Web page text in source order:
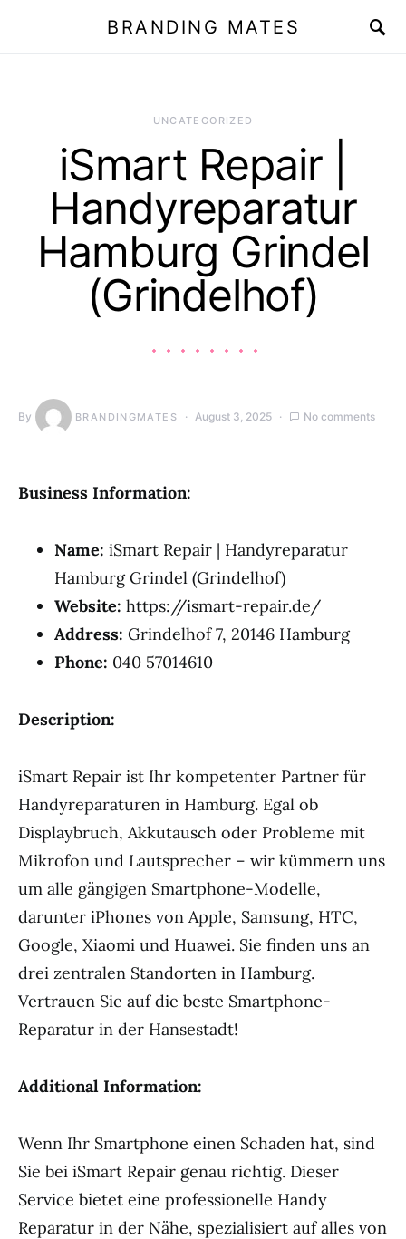
BRANDING MATES
UNCATEGORIZED
iSmart Repair |
Handyreparatur
Hamburg Grindel
(Grindelhof)
By BRANDINGMATES August 3, 2025 No comments
Business Information:
Name: iSmart Repair | Handyreparatur
Hamburg Grindel (Grindelhof)
Website: https://ismart-repair.de/
Address: Grindelhof 7, 20146 Hamburg
Phone: 040 57014610
Description:
iSmart Repair ist Ihr kompetenter Partner für
Handyreparaturen in Hamburg. Egal ob
Displaybruch, Akkutausch oder Probleme mit
Mikrofon und Lautsprecher – wir kümmern uns
um alle gängigen Smartphone-Modelle,
darunter iPhones von Apple, Samsung, HTC,
Google, Xiaomi und Huawei. Sie finden uns an
drei zentralen Standorten in Hamburg.
Vertrauen Sie auf die beste Smartphone-
Reparatur in der Hansestadt!
Additional Information:
Wenn Ihr Smartphone einen Schaden hat, sind
Sie bei iSmart Repair genau richtig. Dieser
Service bietet eine professionelle Handy
Reparatur in der Nähe, spezialisiert auf alles von